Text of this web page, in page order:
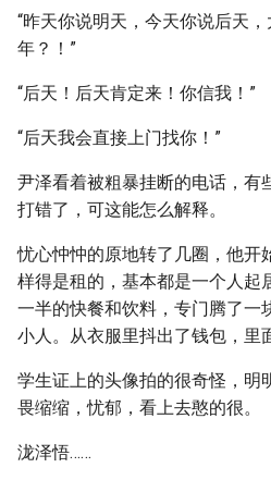
“昨天你说明天，今天你说后天
年？！”
“后天！后天肯定来！你信我！”
“后天我会直接上门找你！”
尹泽看着被粗暴挂断的电话，有
打错了，可这能怎么解释。
忧心忡忡的原地转了几圈，他开
样得是租的，基本都是一个人起
一半的快餐和饮料，专门腾了一
小人。从衣服里抖出了钱包，里
学生证上的头像拍的很奇怪，明
畏缩缩，忧郁，看上去憨的很。
泷泽悟……